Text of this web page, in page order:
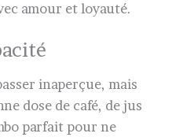
amour et loyauté.
inaperçue, mais
dose de café, de jus
parfait pour ne